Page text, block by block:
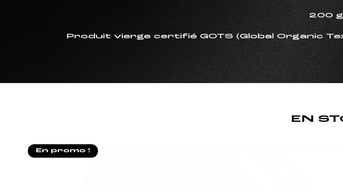
200
Produit vierge certifié GOTS (Global Organic
EN
En promo !